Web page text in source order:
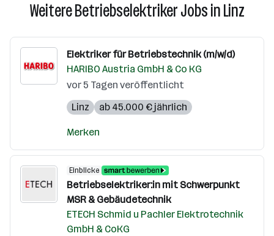
Weitere Betriebselektriker Jobs in Linz
Elektriker für Betriebstechnik (m/w/d)
HARIBO Austria GmbH & Co KG
vor 5 Tagen veröffentlicht
Linz
ab 45.000 € jährlich
Merken
Einblicke
Betriebselektriker:in mit Schwerpunkt
MSR & Gebäudetechnik
ETECH Schmid u Pachler Elektrotechnik
GmbH & CoKG